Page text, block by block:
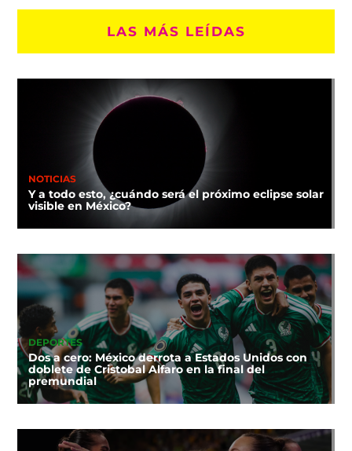
LAS MÁS LEÍDAS
NOTICIAS
Y a todo esto, ¿cuándo será el próximo eclipse solar
visible en México?
DEPORTES
Dos a cero: México derrota a Estados Unidos con
doblete de Cristobal Alfaro en la final del
premundial